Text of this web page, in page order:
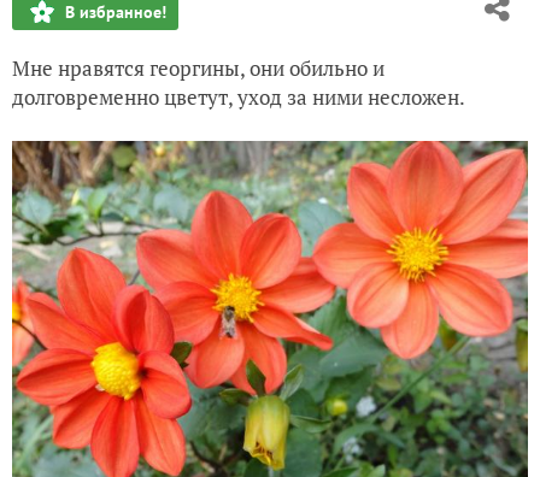
Зефирантес – осенний крокус
Ажурная красота клеомы
Кохии для топиари
В избранное!
Мне нравятся георгины, они обильно и
долговременно цветут, уход за ними несложен.